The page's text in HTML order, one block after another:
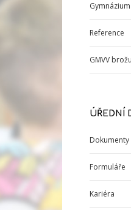
Reference
GMVV
ÚŘEDNÍ
Dokumenty
Formuláře
Kariéra